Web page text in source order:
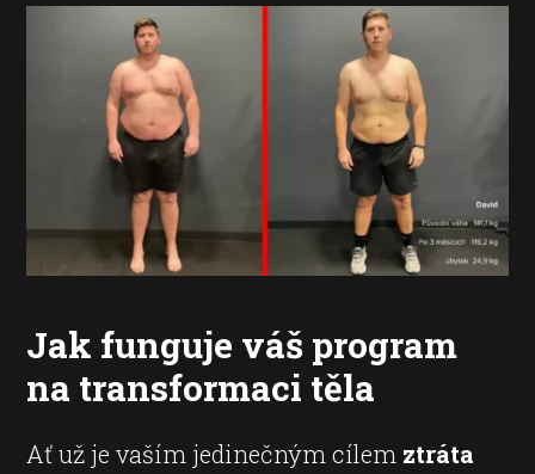
Jak funguje váš program
na transformaci těla
Ať už je vaším jedinečným cílem ztráta